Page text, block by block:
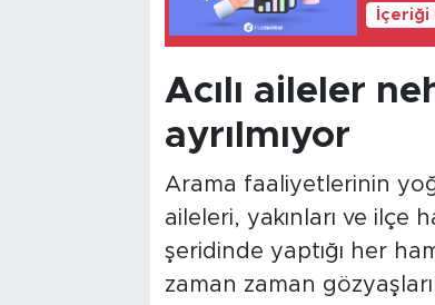
İçeriği
Acılı aileler
ayrılmıyor
Arama faaliyetlerinin
aileleri, yakınları ve ilçe
şeridinde yaptığı her
zaman zaman